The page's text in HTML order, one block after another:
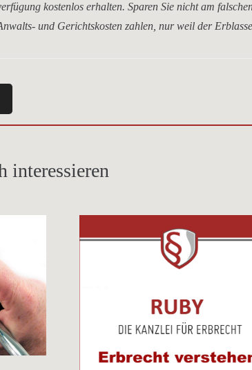
kostenlos erhalten. Sparen Sie nicht am
und Gerichtskosten zahlen, nur weil der
interessieren